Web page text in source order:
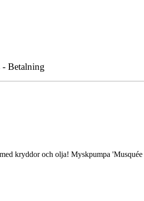
- Betalning
kryddor och olja! Myskpumpa 'Musquée